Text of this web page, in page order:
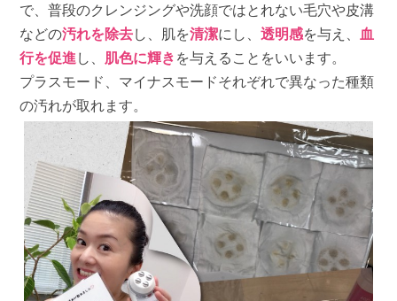
で、普段のクレンジングや洗顔ではとれない毛穴や皮溝
などの汚れを除去し、肌を清潔にし、透明感を与え、 血
行を促進 し、 肌色に輝き を与えることをいいます。
プラスモード、マイナスモードそれぞれで異なった種類
の汚れが取れます。